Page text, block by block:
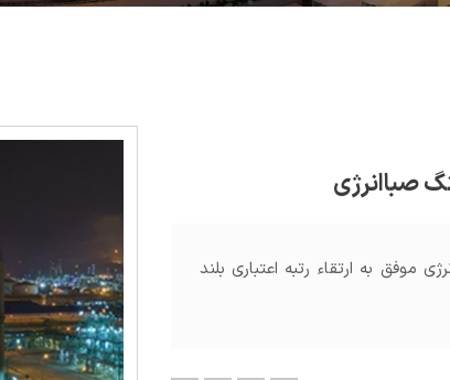
موفق به ارتقاء رتبه اعتباری بلند